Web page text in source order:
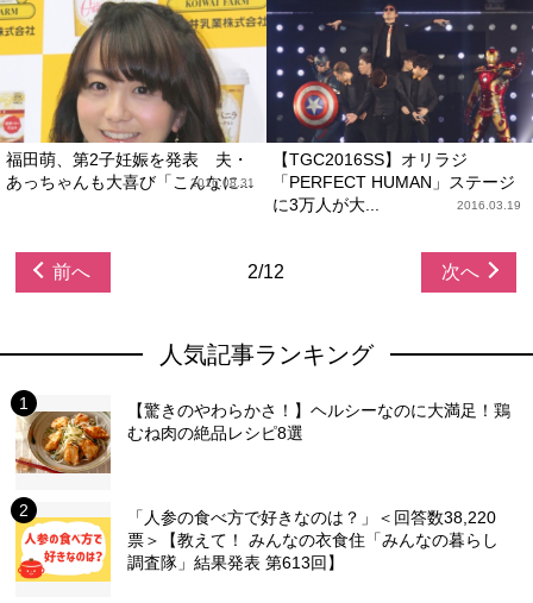
福田萌、第2子妊娠を発表 夫・
あっちゃんも大喜び「こんなに...
2016.08.31
【TGC2016SS】オリラジ
「PERFECT HUMAN」ステージ
に3万人が大...
2016.03.19
前へ 2/12 次へ
人気記事ランキング
【驚きのやわらかさ！】ヘルシーなのに大満足！鶏
むね肉の絶品レシピ8選
「人参の食べ方で好きなのは？」＜回答数38,220
票＞【教えて！ みんなの衣食住「みんなの暮らし
調査隊」結果発表 第613回】